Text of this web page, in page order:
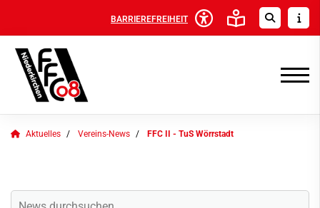
BARRIEREFREIHEIT
Aktuelles Vereins-News FFC II - TuS Wörrstadt